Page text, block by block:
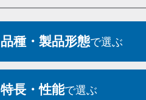
品種・製品形態で選ぶ
特長・性能で選ぶ